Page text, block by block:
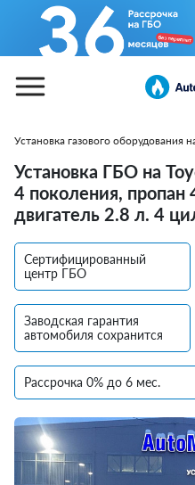
Установка газового оборудования
Установка ГБО на
4 поколения, пропан
двигатель 2.8 л. 4
Сертифицированный
центр ГБО
Заводская гарантия
автомобиля сохранится
Рассрочка 0% до 6 мес.